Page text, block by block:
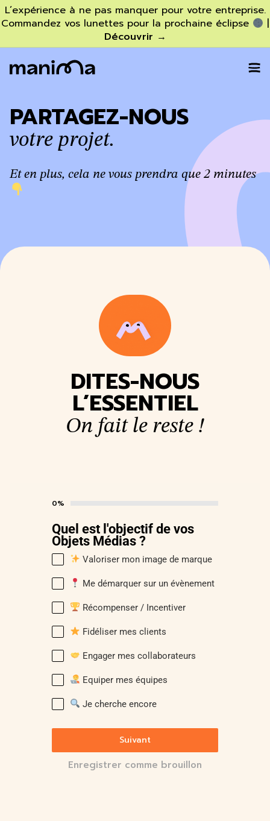
L’expérience à ne pas manquer pour votre entreprise.
Commandez vos lunettes pour la prochaine éclipse
|
Découvrir →
PARTAGEZ-NOUS
votre projet.
Et en plus, cela ne vous prendra que 2 minutes
DITES-NOUS
L’ESSENTIEL
On fait le reste !
0%
Quel est l'objectif de vos
Objets Médias ?
Valoriser mon image de marque
Me démarquer sur un évènement
Récompenser / Incentiver
Fidéliser mes clients
Engager mes collaborateurs
Equiper mes équipes
Je cherche encore
Enregistrer comme brouillon
Suivant